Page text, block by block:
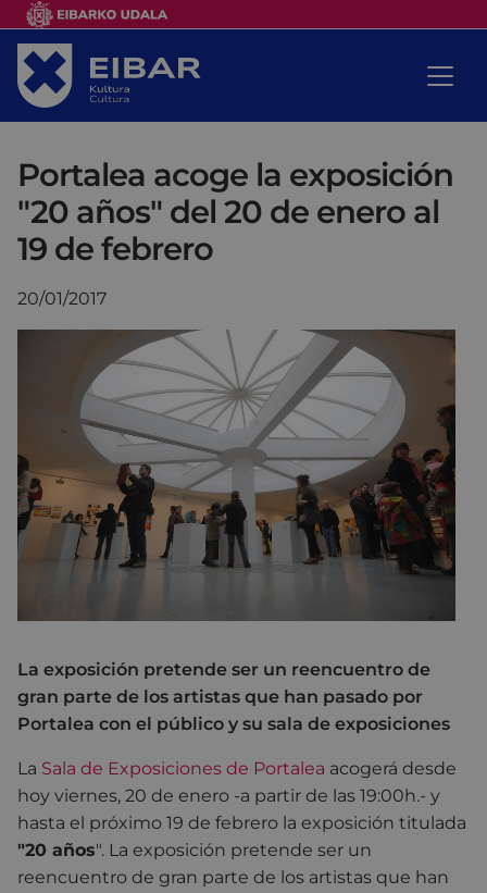
Portalea acoge la exposición
"20 años" del 20 de enero al
19 de febrero
20/01/2017
La exposición pretende ser un reencuentro de
gran parte de los artistas que han pasado por
Portalea con el público y su sala de exposiciones
La Sala de Exposiciones de Portalea acogerá desde
hoy viernes, 20 de enero -a partir de las 19:00h.- y
hasta el próximo 19 de febrero la exposición titulada
"20 años". La exposición pretende ser un
reencuentro de gran parte de los artistas que han